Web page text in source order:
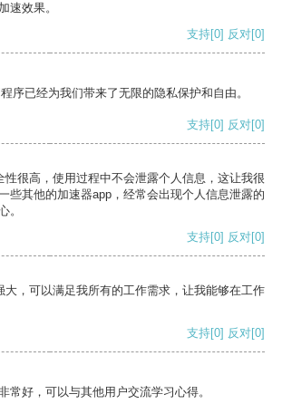
速效果。
支持[0] 反对[0]
序已经为我们带来了无限的隐私保护和自由。
支持[0] 反对[0]
性很高，使用过程中不会泄露个人信息，这让我很
些其他的加速器app，经常会出现个人信息泄露的
。
支持[0] 反对[0]
大，可以满足我所有的工作需求，让我能够在工作
支持[0] 反对[0]
常好，可以与其他用户交流学习心得。